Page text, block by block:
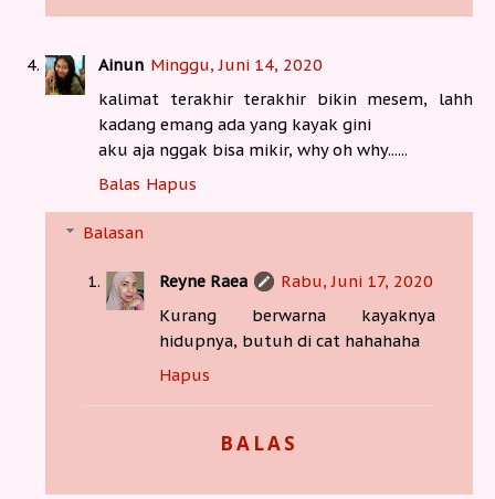
Ainun Minggu, Juni 14, 2020
kalimat terakhir terakhir bikin mesem, lahh
kadang emang ada yang kayak gini
aku aja nggak bisa mikir, why oh why......
Balas Hapus
Balasan
Reyne Raea
Rabu, Juni 17, 2020
Kurang berwarna kayaknya
hidupnya, butuh di cat hahahaha
Hapus
BALAS